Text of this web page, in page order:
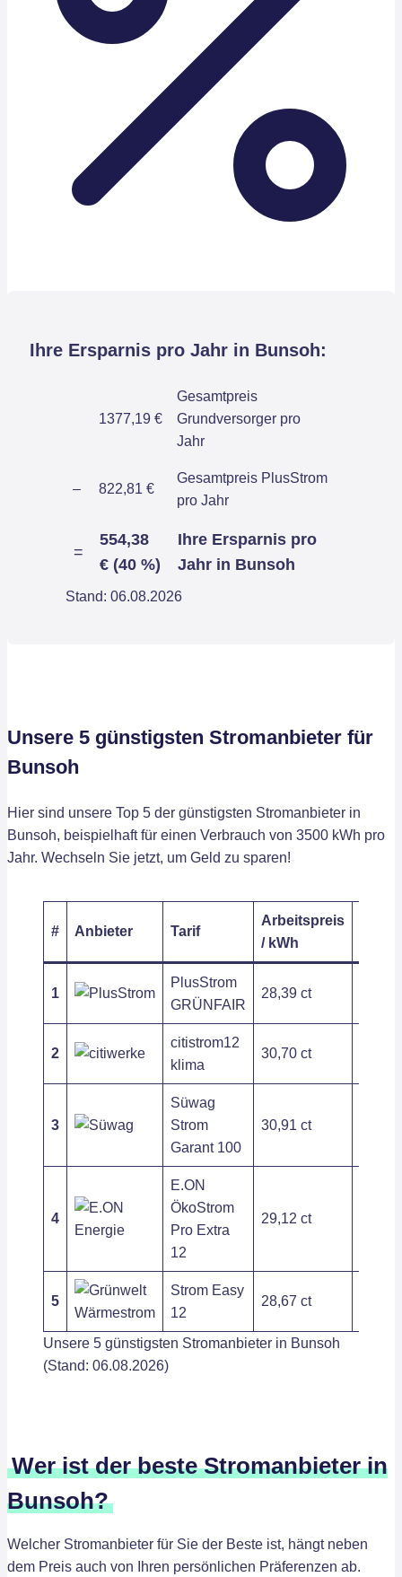
Ihre Ersparnis pro Jahr in Bunsoh:
1377,19 €
Gesamtpreis
Grundversorger pro
Jahr
– 822,81 €
Gesamtpreis PlusStrom
pro Jahr
=
554,38
€ (40 %)
Ihre Ersparnis pro
Jahr in Bunsoh
Stand: 06.08.2026
Unsere 5 günstigsten Stromanbieter für
Bunsoh
Hier sind unsere Top 5 der günstigsten Stromanbieter in
Bunsoh, beispielhaft für einen Verbrauch von 3500 kWh pro
Jahr. Wechseln Sie jetzt, um Geld zu sparen!
# Anbieter Tarif
Arbeitspreis
/ kWh
1
PlusStrom
GRÜNFAIR
28,39 ct
2
citistrom12
klima
30,70 ct
3
Süwag
Strom
Garant 100
30,91 ct
4
E.ON
ÖkoStrom
Pro Extra
12
29,12 ct
5
Strom Easy
12
28,67 ct
Unsere 5 günstigsten Stromanbieter in Bunsoh
(Stand: 06.08.2026)
Wer ist der beste Stromanbieter in
Bunsoh?
Welcher Stromanbieter für Sie der Beste ist, hängt neben
dem Preis auch von Ihren persönlichen Präferenzen ab.